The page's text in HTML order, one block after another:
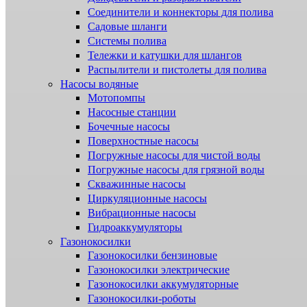
Соединители и коннекторы для полива
Садовые шланги
Системы полива
Тележки и катушки для шлангов
Распылители и пистолеты для полива
Насосы водяные
Мотопомпы
Насосные станции
Бочечные насосы
Поверхностные насосы
Погружные насосы для чистой воды
Погружные насосы для грязной воды
Скважинные насосы
Циркуляционные насосы
Вибрационные насосы
Гидроаккумуляторы
Газонокосилки
Газонокосилки бензиновые
Газонокосилки электрические
Газонокосилки аккумуляторные
Газонокосилки-роботы